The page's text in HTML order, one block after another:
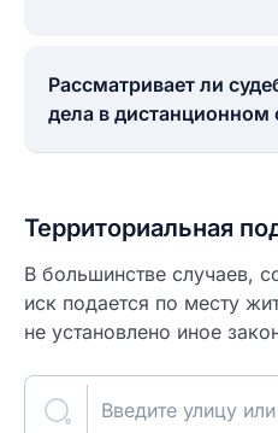
Рассматривает ли
дела в дистанционном
Территориальная
В большинстве случаев,
иск подается по месту
не установлено иное
Введите улицу